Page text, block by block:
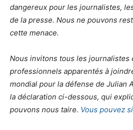
dangereux pour les journalistes,
de la presse. Nous ne pouvons
cette menace.
Nous invitons tous les journalistes
professionnels apparentés à
mondial pour la défense de Julian
la déclaration ci-dessous, qui
pouvons nous taire. Vous pouvez